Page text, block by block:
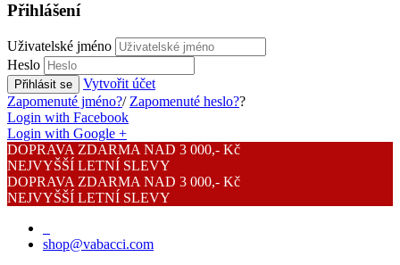
Přihlášení
Uživatelské jméno
Heslo
Přihlásit se
Vytvořit účet
Zapomenuté jméno?/ Zapomenuté heslo??
Login with Facebook
Login with Google +
DOPRAVA ZDARMA NAD 3 000,- Kč
NEJVYŠŠÍ LETNÍ SLEVY
DOPRAVA ZDARMA NAD 3 000,- Kč
NEJVYŠŠÍ LETNÍ SLEVY
shop@vabacci.com